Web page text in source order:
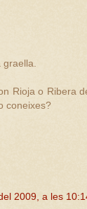
Rioja o Ribera
coneixes?
2009, a les